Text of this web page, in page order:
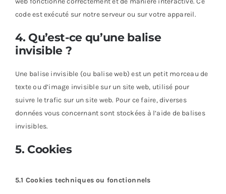
code est exécuté sur notre serveur ou sur votre appareil.
4. Qu’est-ce qu’une balise
invisible ?
Une balise invisible (ou balise web) est un petit morceau de
texte ou d’image invisible sur un site web, utilisé pour
suivre le trafic sur un site web. Pour ce faire, diverses
données vous concernant sont stockées à l’aide de balises
invisibles.
5. Cookies
5.1 Cookies techniques ou fonctionnels